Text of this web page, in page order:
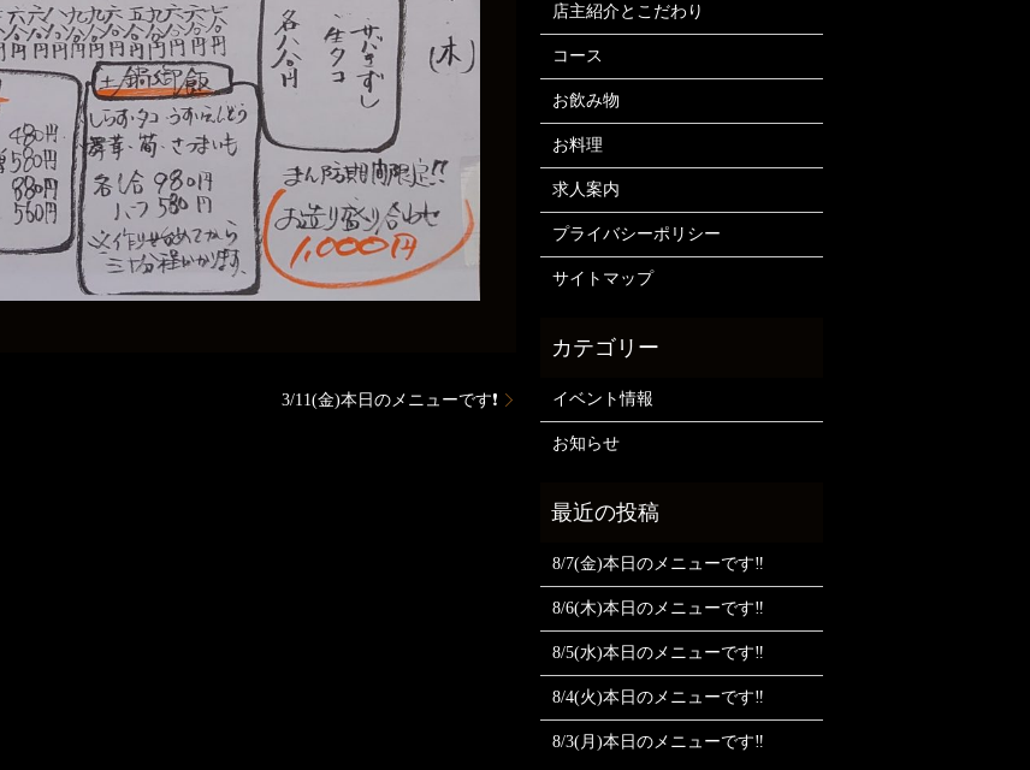
3/11(金)本日のメニューです❗
店主紹介とこだわり
コース
お飲み物
お料理
求人案内
プライバシーポリシー
サイトマップ
イベント情報
お知らせ
8/7(金)本日のメニューです‼️
8/6(木)本日のメニューです‼️
8/5(水)本日のメニューです‼️
8/4(火)本日のメニューです‼️
8/3(月)本日のメニューです‼️